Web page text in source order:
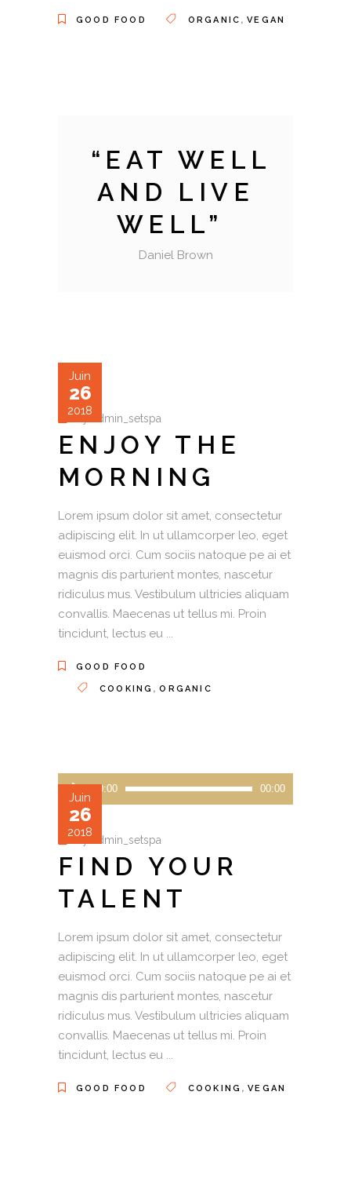
GOOD FOOD ORGANIC ,VEGAN
EAT WELL
AND LIVE
WELL
Daniel Brown
Juin
26
2018
by admin_setspa
ENJOY THE
MORNING
Lorem ipsum dolor sit amet, consectetur
adipiscing elit. In ut ullamcorper leo, eget
euismod orci. Cum sociis natoque pe ai et
magnis dis parturient montes, nascetur
ridiculus mus. Vestibulum ultricies aliquam
convallis. Maecenas ut tellus mi. Proin
tincidunt, lectus eu
GOOD FOOD
COOKING ,ORGANIC
Juin
26
2018
Lecteur
audio
00:00 00:00
by admin_setspa
FIND YOUR
TALENT
Lorem ipsum dolor sit amet, consectetur
adipiscing elit. In ut ullamcorper leo, eget
euismod orci. Cum sociis natoque pe ai et
magnis dis parturient montes, nascetur
ridiculus mus. Vestibulum ultricies aliquam
convallis. Maecenas ut tellus mi. Proin
tincidunt, lectus eu
GOOD FOOD COOKING ,VEGAN